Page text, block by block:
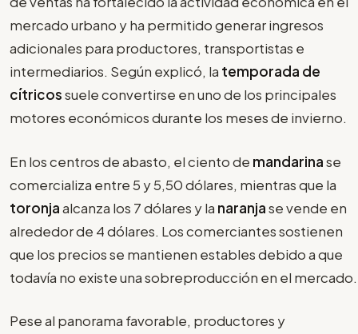
mercado urbano y ha permitido generar ingresos
adicionales para productores, transportistas e
intermediarios. Según explicó, la temporada de
cítricossuele convertirse en uno de los principales
motores económicos durante los meses de invierno.
En los centros de abasto, el ciento de mandarinase
comercializa entre 5 y 5,50 dólares, mientras que la
toronjaalcanza los 7 dólares y la naranjase vende en
alrededor de 4 dólares. Los comerciantes sostienen
que los precios se mantienen estables debido a que
todavía no existe una sobreproducción en el mercado.
Pese al panorama favorable, productores y